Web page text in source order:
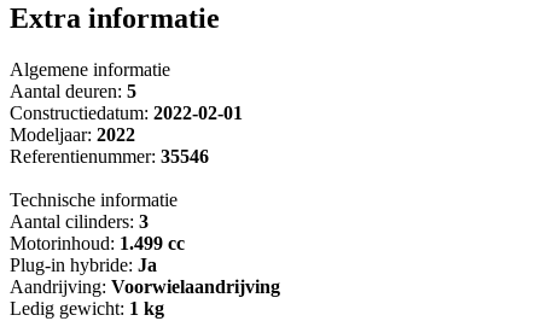
Extra informatie
Algemene informatie
Aantal deuren: 5
Constructiedatum: 2022-02-01
Modeljaar: 2022
Referentienummer: 35546
Technische informatie
Aantal cilinders: 3
Motorinhoud: 1.499 cc
Plug-in hybride: Ja
Aandrijving: Voorwielaandrijving
Ledig gewicht: 1 kg